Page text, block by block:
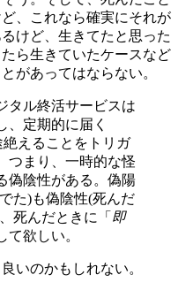
、これなら確実にそれが
けど、生きてたと思った
ら生きていたケースなど
があってはならない。
タル終活サービスは
、定期的に届く
えることをトリガ
つまり、一時的な怪
偽陰性がある。偽陽
た)も偽陰性(死んだ
死んだときに「 即
て欲しい。
いのかもしれない。